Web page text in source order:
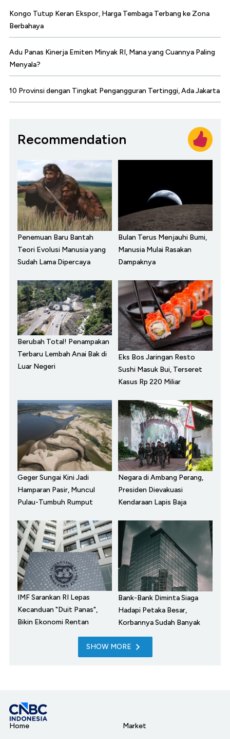
Kongo Tutup Keran Ekspor, Harga Tembaga Terbang ke Zona
Berbahaya
Adu Panas Kinerja Emiten Minyak RI, Mana yang Cuannya Paling
Menyala?
10 Provinsi dengan Tingkat Pengangguran Tertinggi, Ada Jakarta
Recommendation
Penemuan Baru Bantah
Teori Evolusi Manusia yang
Sudah Lama Dipercaya
Bulan Terus Menjauhi Bumi,
Manusia Mulai Rasakan
Dampaknya
Berubah Total! Penampakan
Terbaru Lembah Anai Bak di
Luar Negeri
Eks Bos Jaringan Resto
Sushi Masuk Bui, Terseret
Kasus Rp 220 Miliar
Geger Sungai Kini Jadi
Hamparan Pasir, Muncul
Pulau-Tumbuh Rumput
Negara di Ambang Perang,
Presiden Dievakuasi
Kendaraan Lapis Baja
IMF Sarankan RI Lepas
Kecanduan "Duit Panas",
Bikin Ekonomi Rentan
Bank-Bank Diminta Siaga
Hadapi Petaka Besar,
Korbannya Sudah Banyak
SHOW MORE
Home
Market